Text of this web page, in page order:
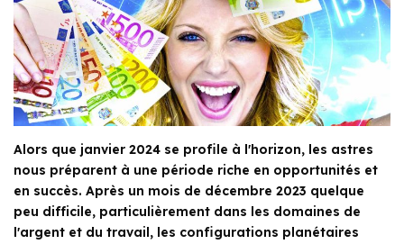
Alors que janvier 2024 se profile à l'horizon, les astres
nous préparent à une période riche en opportunités et
en succès. Après un mois de décembre 2023 quelque
peu difficile, particulièrement dans les domaines de
l'argent et du travail, les configurations planétaires